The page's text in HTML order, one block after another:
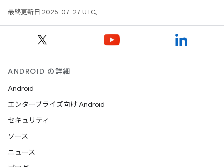
最終更新日 2025-07-27 UTC。
ANDROID の詳細
Android
エンタープライズ向け Android
セキュリティ
ソース
ニュース